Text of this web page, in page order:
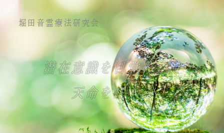
堀田音霊療法研究会
潜在意識を目覚めさせ
天命を生きる